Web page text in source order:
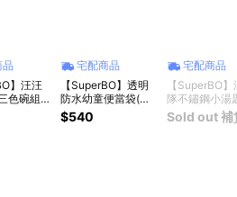
】汪汪
色碗組
)
宅配商品
【SuperBO】透明
防水幼童便當袋(汪
汪隊)2入組
$540
宅配商品
【SuperBO
隊不鏽鋼小湯
(10.5cm)幼兒
碗適用(3入組)
Sold out 補